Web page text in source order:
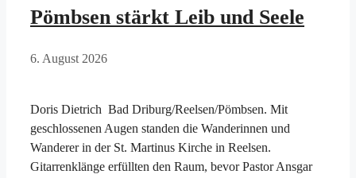
Pömbsen stärkt Leib und Seele
6. August 2026
Doris Dietrich Bad Driburg/Reelsen/Pömbsen. Mit
geschlossenen Augen standen die Wanderinnen und
Wanderer in der St. Martinus Kirche in Reelsen.
Gitarrenklänge erfüllten den Raum, bevor Pastor Ansgar